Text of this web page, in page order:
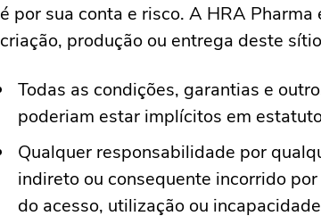
é por sua conta e risco. A HRA
criação, produção ou entrega deste
Todas as condições, garantias e
poderiam estar implícitos em
Qualquer responsabilidade por
indireto ou consequente incorrido
do acesso, utilização ou